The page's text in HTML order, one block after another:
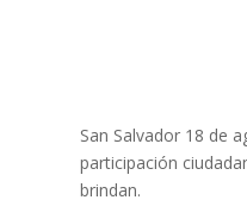
San Salvador 18 de
participación
brindan.